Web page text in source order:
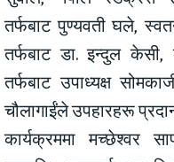
तर्फबाट पुण्यवती घले,
तर्फबाट डा. इन्दुल केसी,
तर्फबाट उपाध्यक्ष
चौलागाईंले उपहारहरू
कार्यक्रममा मच्छेश्वर